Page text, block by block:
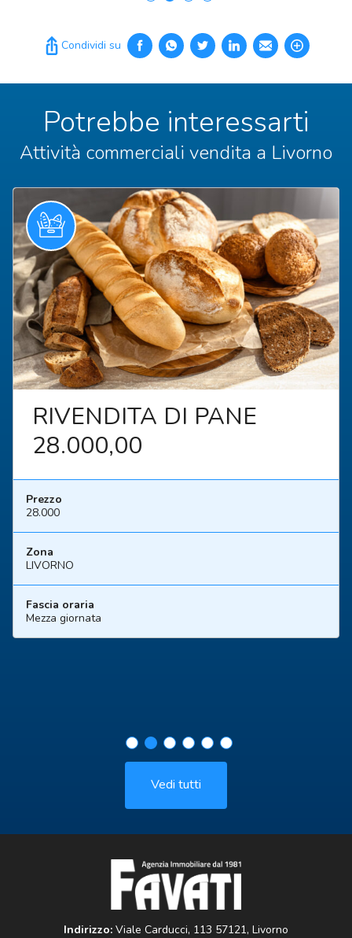
Condividi su
Potrebbe interessarti
Attività commerciali vendita a Livorno
RIVENDITA DI PANE
28.000,00
Prezzo
28.000
Zona
LIVORNO
Fascia oraria
Mezza giornata
Vedi tutti
Indirizzo: Viale Carducci, 113 57121, Livorno